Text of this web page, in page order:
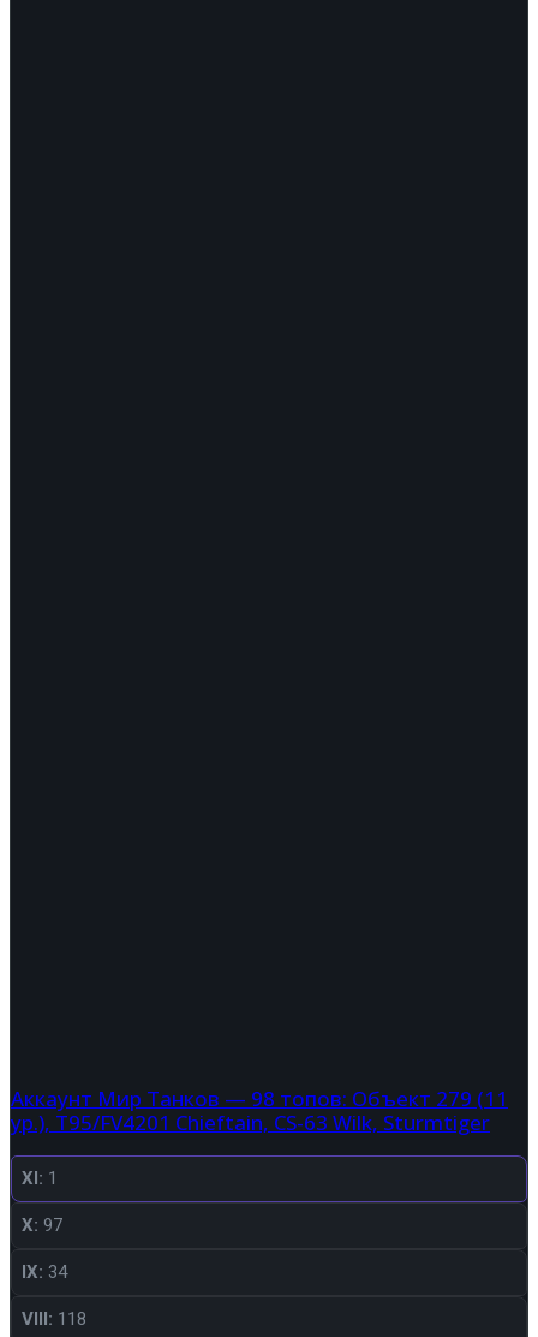
Аккаунт Мир Танков — 98 топов: Объект 279 (11
ур.), T95/FV4201 Chieftain, CS-63 Wilk, Sturmtiger
XI: 1
X: 97
IX: 34
VIII: 118